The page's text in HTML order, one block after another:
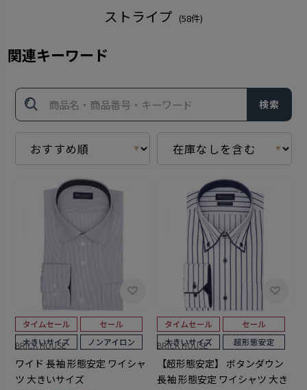
ストライプ (58件)
関連キーワード
検索
BRICK HOUSE
ワイド 長袖 形態安定 ワイシャ
ツ 大きいサイズ
BRICK HOUSE
【超形態安定】 ボタンダウン
長袖 形態安定 ワイシャツ 大き